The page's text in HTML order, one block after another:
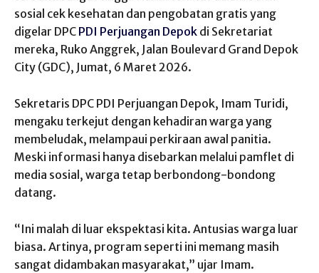
sosial cek kesehatan dan pengobatan gratis yang
digelar DPC PDI Perjuangan Depok di Sekretariat
mereka, Ruko Anggrek, Jalan Boulevard Grand Depok
City (GDC), Jumat, 6 Maret 2026.
Sekretaris DPC PDI Perjuangan Depok, Imam Turidi,
mengaku terkejut dengan kehadiran warga yang
membeludak, melampaui perkiraan awal panitia.
Meski informasi hanya disebarkan melalui pamflet di
media sosial, warga tetap berbondong-bondong
datang.
“Ini malah di luar ekspektasi kita. Antusias warga luar
biasa. Artinya, program seperti ini memang masih
sangat didambakan masyarakat,” ujar Imam.